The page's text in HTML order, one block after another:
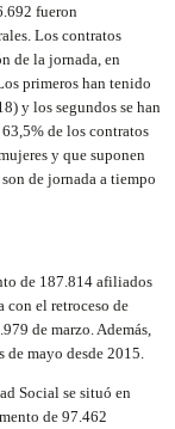
fueron
Los contratos
de la jornada, en
primeros han tenido
y los segundos se han
de los contratos
y que suponen
de jornada a tiempo
de 187.814 afiliados
con el retroceso de
de marzo. Además,
mayo desde 2015.
Social se situó en
de 97.462